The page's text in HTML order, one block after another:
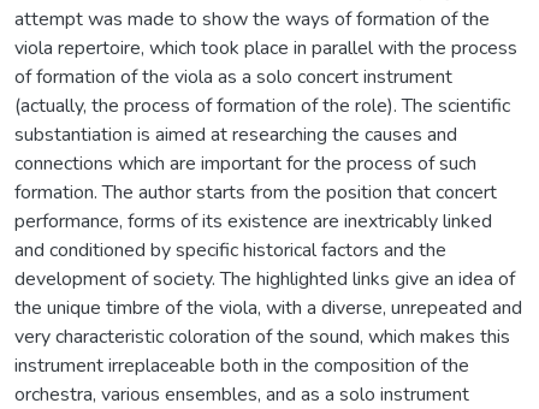
attempt was made to show the ways of formation of the
viola repertoire, which took place in parallel with the process
of formation of the viola as a solo concert instrument
(actually, the process of formation of the role). The scientific
substantiation is aimed at researching the causes and
connections which are important for the process of such
formation. The author starts from the position that concert
performance, forms of its existence are inextricably linked
and conditioned by specific historical factors and the
development of society. The highlighted links give an idea of
the unique timbre of the viola, with a diverse, unrepeated and
very characteristic coloration of the sound, which makes this
instrument irreplaceable both in the composition of the
orchestra, various ensembles, and as a solo instrument